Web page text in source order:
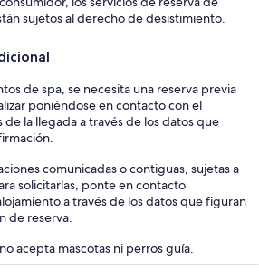
sujetos al derecho de desistimiento.
de spa, se necesita una reserva previa
poniéndose en contacto con el
de la llegada a través de los datos que
comunicadas o contiguas, sujetas a
solicitarlas, ponte en contacto
a través de los datos que figuran
de reserva.
acepta mascotas ni perros guía.